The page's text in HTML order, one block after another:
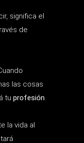
significa el
de
las cosas
tu profesión.
la vida al